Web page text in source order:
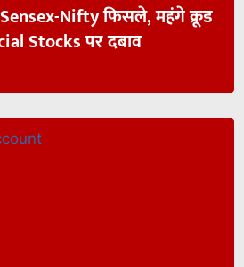
Nifty फिसले, महंगे क्रूड
Stocks पर दबाव